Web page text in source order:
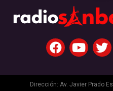
Dirección: Av. Javier Prado